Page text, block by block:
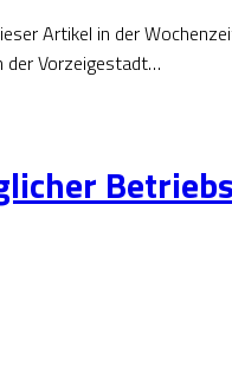
Artikel in der
Vorzeigestadt…